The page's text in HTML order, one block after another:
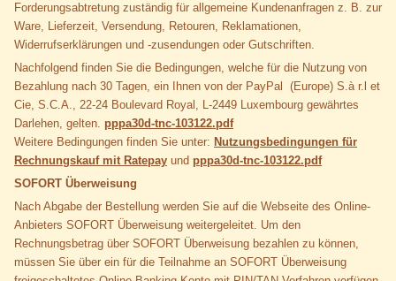
Forderungsabtretung zuständig für allgemeine Kundenanfragen z. B. zur
Ware, Lieferzeit, Versendung, Retouren, Reklamationen,
Widerrufserklärungen und -zusendungen oder Gutschriften.
Nachfolgend finden Sie die Bedingungen, welche für die Nutzung von
Bezahlung nach 30 Tagen, ein Ihnen von der PayPal (Europe) S.à r.l et
Cie, S.C.A., 22-24 Boulevard Royal, L-2449 Luxembourg gewährtes
Darlehen, gelten. pppa30d-tnc-103122.pdf
Weitere Bedingungen finden Sie unter: Nutzungsbedingungen für
Rechnungskauf mit Ratepay und pppa30d-tnc-103122.pdf
SOFORT Überweisung
Nach Abgabe der Bestellung werden Sie auf die Webseite des Online-
Anbieters SOFORT Überweisung weitergeleitet. Um den
Rechnungsbetrag über SOFORT Überweisung bezahlen zu können,
müssen Sie über ein für die Teilnahme an SOFORT Überweisung